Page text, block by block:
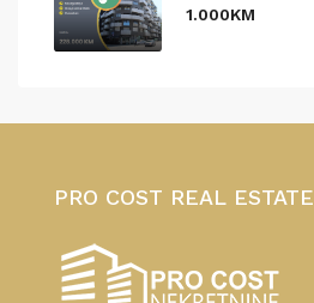
1.000KM
PRO COST REAL ESTATE